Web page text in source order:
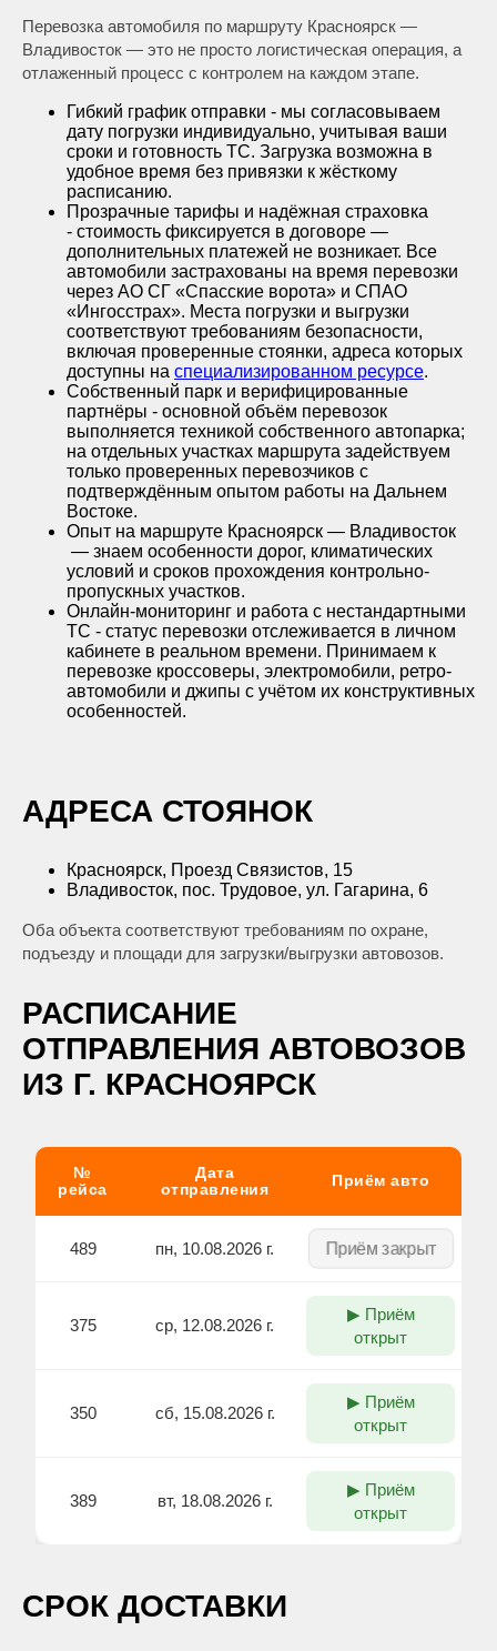
Перевозка автомобиля по маршруту Красноярск —
Владивосток — это не просто логистическая операция, а
отлаженный процесс с контролем на каждом этапе.
Гибкий график отправки - мы согласовываем
дату погрузки индивидуально, учитывая ваши
сроки и готовность ТС. Загрузка возможна в
удобное время без привязки к жёсткому
расписанию.
Прозрачные тарифы и надёжная страховка
- стоимость фиксируется в договоре —
дополнительных платежей не возникает. Все
автомобили застрахованы на время перевозки
через АО СГ «Спасские ворота» и СПАО
«Ингосстрах». Места погрузки и выгрузки
соответствуют требованиям безопасности,
включая проверенные стоянки, адреса которых
доступны на специализированном ресурсе.
Собственный парк и верифицированные
партнёры - основной объём перевозок
выполняется техникой собственного автопарка;
на отдельных участках маршрута задействуем
только проверенных перевозчиков с
подтверждённым опытом работы на Дальнем
Востоке.
Опыт на маршруте Красноярск — Владивосток
— знаем особенности дорог, климатических
условий и сроков прохождения контрольно-
пропускных участков.
Онлайн-мониторинг и работа с нестандартными
ТС - статус перевозки отслеживается в личном
кабинете в реальном времени. Принимаем к
перевозке кроссоверы, электромобили, ретро-
автомобили и джипы с учётом их конструктивных
особенностей.
АДРЕСА СТОЯНОК
Красноярск, Проезд Связистов, 15
Владивосток, пос. Трудовое, ул. Гагарина, 6
Оба объекта соответствуют требованиям по охране,
подъезду и площади для загрузки/выгрузки автовозов.
РАСПИСАНИЕ
ОТПРАВЛЕНИЯ АВТОВОЗОВ
ИЗ Г. КРАСНОЯРСК
№
рейса
Дата
отправления
Приём авто
489 пн, 10.08.2026 г. Приём закрыт
375 ср, 12.08.2026 г.
▶ Приём
открыт
350 сб, 15.08.2026 г.
▶ Приём
открыт
389 вт, 18.08.2026 г.
▶ Приём
открыт
CРОК ДОСТАВКИ